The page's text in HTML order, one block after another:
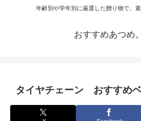
年齢別や学年別に厳選した贈り物で、
おすすめあつめ。
タイヤチェーン おすすめ